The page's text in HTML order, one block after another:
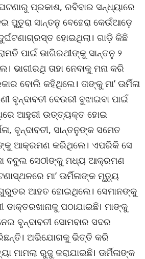
ପ୍ରକାଶ, ରବିବାର ସନ୍ଧ୍ୟାରେ
ପୁତୁରା ସାନ୍ତନୁ ବେହେରା କେଉଁଆଡ଼େ
ହୋଇଥିଲା। ଗାଡ଼ି କିଛି
ପାଇଁ ଭାଗିରଥୀଙ୍କୁ ସାନ୍ତନୁ ୨
ଭାଗୀରଥି ତାହା ନେବାକୁ ମନା କରି
ବୋଲି କହିଥିଲେ। ତାଙ୍କୁ ମା’ ଊର୍ମିଳା
ବୃନ୍ଦାବତୀ ଦେଉରୀ ବୁଝାଇବା ପାଇଁ
ଆହୁରୀ ଉତ୍ତ୍ୟକ୍ତ ହୋଇ
ବୃନ୍ଦାବତୀ, ସାନ୍ତନୁଙ୍କ ସମେତ
ଆକ୍ରମଣ କରିଥିଲେ। ଏପରିକି ସେ
ବବୁଲ ସେଠୀଙ୍କୁ ମଧ୍ୟ ଆକ୍ରମଣ
ମା’ ଊର୍ମିଳାଙ୍କ ମୃତ୍ୟୁ
ଗୁରୁତର ଆହତ ହୋଇଥିଲେ। ସେମାନଙ୍କୁ
ଡାକ୍ତରଖାନାକୁ ପଠାଯାଇଛି। ମାଙ୍କୁ
ବୃନ୍ଦାବତୀ ସୋମବାର ସଦର
ଅଭିଯୋଗକୁ ଭିତ୍ତି କରି
ମାମଲା ରୁଜୁ କରାଯାଇଛି। ଊର୍ମିଳାଙ୍କ